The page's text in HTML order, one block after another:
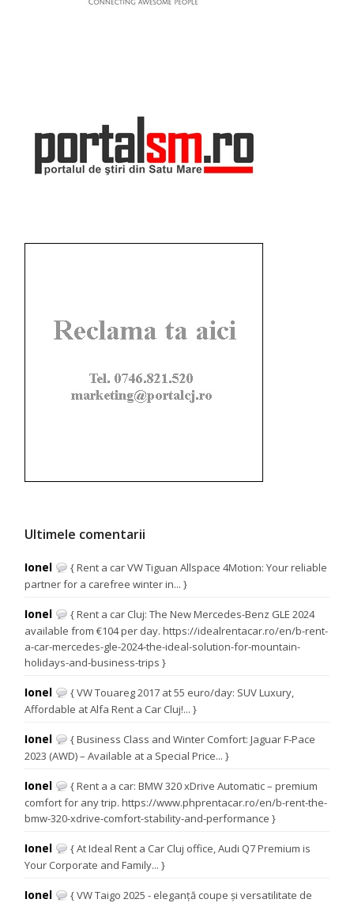
Ultimele comentarii
Ionel
{ Rent a car VW Tiguan Allspace 4Motion: Your reliable
partner for a carefree winter in... }
Ionel
{ Rent a car Cluj: The New Mercedes-Benz GLE 2024
available from €104 per day. https://idealrentacar.ro/en/b-rent-
a-car-mercedes-gle-2024-the-ideal-solution-for-mountain-
holidays-and-business-trips }
Ionel
{ VW Touareg 2017 at 55 euro/day: SUV Luxury,
Affordable at Alfa Rent a Car Cluj!... }
Ionel
{ Business Class and Winter Comfort: Jaguar F-Pace
2023 (AWD) – Available at a Special Price... }
Ionel
{ Rent a a car: BMW 320 xDrive Automatic – premium
comfort for any trip. https://www.phprentacar.ro/en/b-rent-the-
bmw-320-xdrive-comfort-stability-and-performance }
Ionel
{ At Ideal Rent a Car Cluj office, Audi Q7 Premium is
Your Corporate and Family... }
Ionel
{ VW Taigo 2025 - eleganță coupe și versatilitate de